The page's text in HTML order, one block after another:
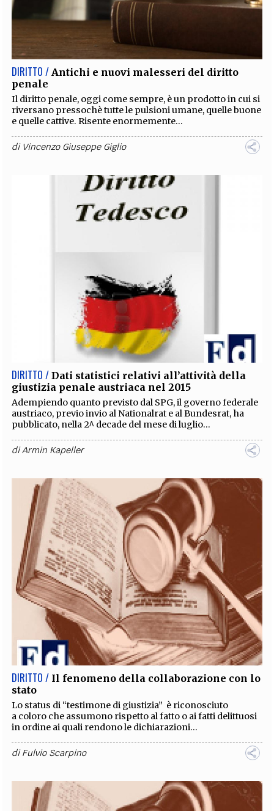
EXTRA
RUBRICHE LIBRI PROCEEDINGS
SOCIAL MEDIA
DIRITTO / Antichi e nuovi malesseri del diritto
penale
Il diritto penale, oggi come sempre, è un prodotto in cui si
riversano pressochè tutte le pulsioni umane, quelle buone
e quelle cattive. Risente enormemente...
di Vincenzo Giuseppe Giglio
DIRITTO / Dati statistici relativi all’attività della
giustizia penale austriaca nel 2015
Adempiendo quanto previsto dal SPG, il governo federale
austriaco, previo invio al Nationalrat e al Bundesrat, ha
pubblicato, nella 2^ decade del mese di luglio...
diArmin Kapeller
DIRITTO / Il fenomeno della collaborazione con lo
stato
Lo status di “testimone di giustizia” è riconosciuto
a coloro che assumono rispetto al fatto o ai fatti delittuosi
in ordine ai quali rendono le dichiarazioni...
diFulvio Scarpino